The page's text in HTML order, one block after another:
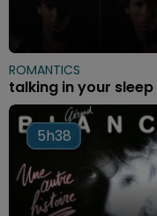
ROMANTICS
talking in your sleep
5h38
5h38